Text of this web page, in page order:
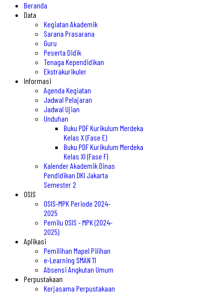
Beranda
Data
Kegiatan Akademik
Sarana Prasarana
Guru
Peserta Didik
Tenaga Kependidikan
Ekstrakurikuler
Informasi
Agenda Kegiatan
Jadwal Pelajaran
Jadwal Ujian
Unduhan
Buku PDF Kurikulum Merdeka
Kelas X (Fase E)
Buku PDF Kurikulum Merdeka
Kelas XI (Fase F)
Kalender Akademik Dinas
Pendidikan DKI Jakarta
Semester 2
OSIS
OSIS-MPK Periode 2024-
2025
Pemilu OSIS - MPK (2024-
2025)
Aplikasi
Pemilihan Mapel Pilihan
e-Learning SMAN 11
Absensi Angkutan Umum
Perpustakaan
Kerjasama Perpustakaan